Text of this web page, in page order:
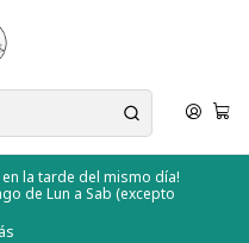
la tarde del mismo día!
de Lun a Sab (excepto